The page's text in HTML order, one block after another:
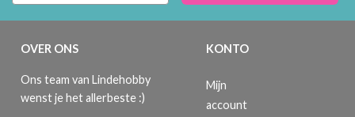
OVER ONS
Ons team van Lindehobby
wenst je het allerbeste :)
KONTO
Mijn
account